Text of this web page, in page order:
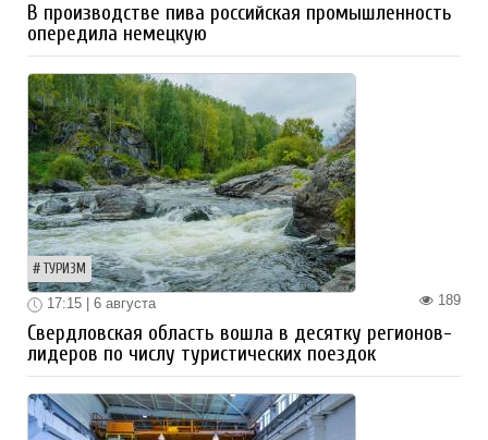
В производстве пива российская промышленность
опередила немецкую
ТУРИЗМ
189
17:15 | 6 августа
Свердловская область вошла в десятку регионов-
лидеров по числу туристических поездок